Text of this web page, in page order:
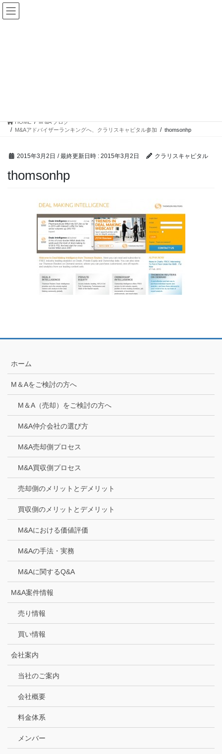
コ
ン
ナ
ビ
HOME
M &A ブログ
M&Aアドバイザーランキングへ、クラリスキャピタル参加
thomsonhp
2015年3月2日 / 最終更新日時 : 2015年3月2日 クラリスキャピタル
thomsonhp
ホーム
M＆Aをご検討の方へ
M＆A（売却）をご検討の方へ
M&A仲介会社の選び方
M&A売却側プロセス
M&A買収側プロセス
売却側のメリットとデメリット
買収側のメリットとデメリット
M&Aにおける価値評価
M&Aの手法・実務
M&Aに関するQ&A
M&A案件情報
売り情報
買い情報
会社案内
当社のご案内
会社概要
料金体系
メンバー